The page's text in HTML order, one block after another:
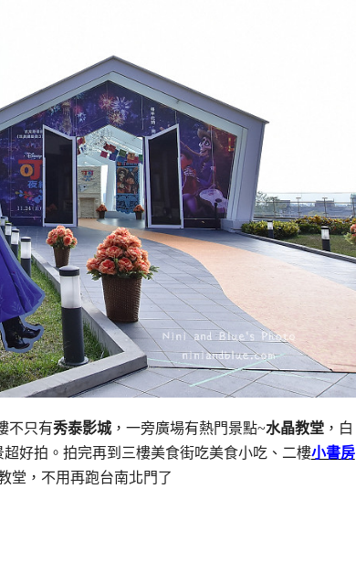
不只有秀泰影城，一旁廣場有熱門景點~水晶教堂 ，白
好拍。拍完再到三樓美食街吃美食小吃、二樓小書房
堂，不用再跑台南北門了